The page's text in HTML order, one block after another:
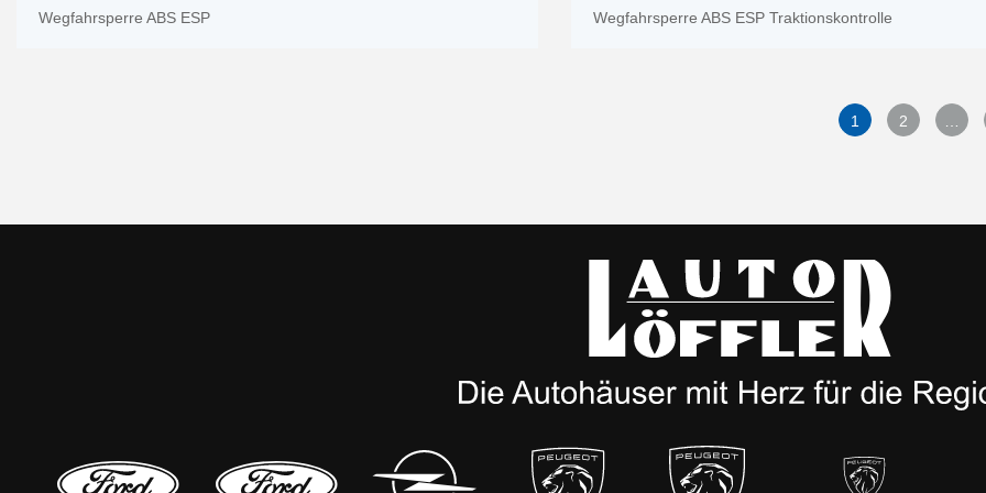
Wegfahrsperre ABS ESP Wegfahrsperre ABS ESP Traktionskontrolle
1 2